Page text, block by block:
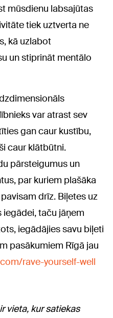
mūsdienu labsajūtas
tiek uztverta ne
kā uzlabot
un stiprināt mentālo
var atrast sev
gan caur kustību,
caur klātbūtni.
pārsteigumus un
par kuriem plašāka
drīz. Biļetes uz
iegādei, taču jāņem
iegādājies savu biļeti
pasākumiem Rīgā jau
rave-yourself-well
vieta, kur satiekas